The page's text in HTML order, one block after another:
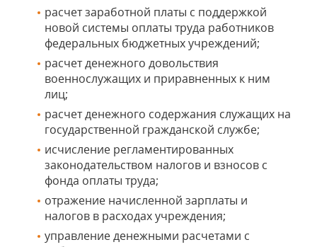
расчет заработной платы с поддержкой
новой системы оплаты труда работников
федеральных бюджетных учреждений;
расчет денежного довольствия
военнослужащих и приравненных к ним
лиц;
расчет денежного содержания служащих на
государственной гражданской службе;
исчисление регламентированных
законодательством налогов и взносов с
фонда оплаты труда;
отражение начисленной зарплаты и
налогов в расходах учреждения;
управление денежными расчетами с